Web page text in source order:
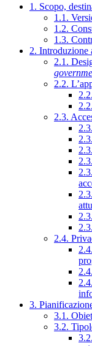
1. Scopo,
1.1.
1.2.
1.3.
2. Introduzione
2.1.
2.2.
2.3.
2.4.
3.
3.1.
3.2.